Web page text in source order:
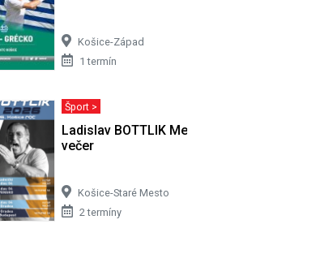
Košice-Západ
1 termín
Šport >
Ladislav BOTTLIK Memorial - 1. deň
večer
Košice-Staré Mesto
2 termíny